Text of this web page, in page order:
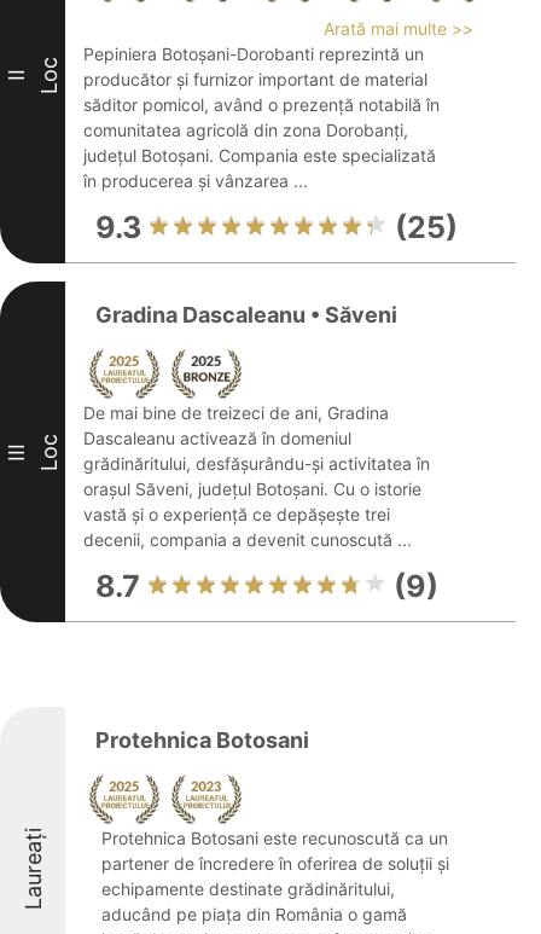
II Loc
Arată mai multe >>
Pepiniera Botoșani-Dorobanti reprezintă un
producător și furnizor important de material
săditor pomicol, având o prezență notabilă în
comunitatea agricolă din zona Dorobanți,
județul Botoșani. Compania este specializată
în producerea și vânzarea ...
9.3 (25)
III Loc
Gradina Dascaleanu • Săveni
De mai bine de treizeci de ani, Gradina
Dascaleanu activează în domeniul
grădinăritului, desfășurându-și activitatea în
orașul Săveni, județul Botoșani. Cu o istorie
vastă și o experiență ce depășește trei
decenii, compania a devenit cunoscută ...
8.7 (9)
Laureați
Protehnica Botosani
Protehnica Botosani este recunoscută ca un
partener de încredere în oferirea de soluții și
echipamente destinate grădinăritului,
aducând pe piața din România o gamă